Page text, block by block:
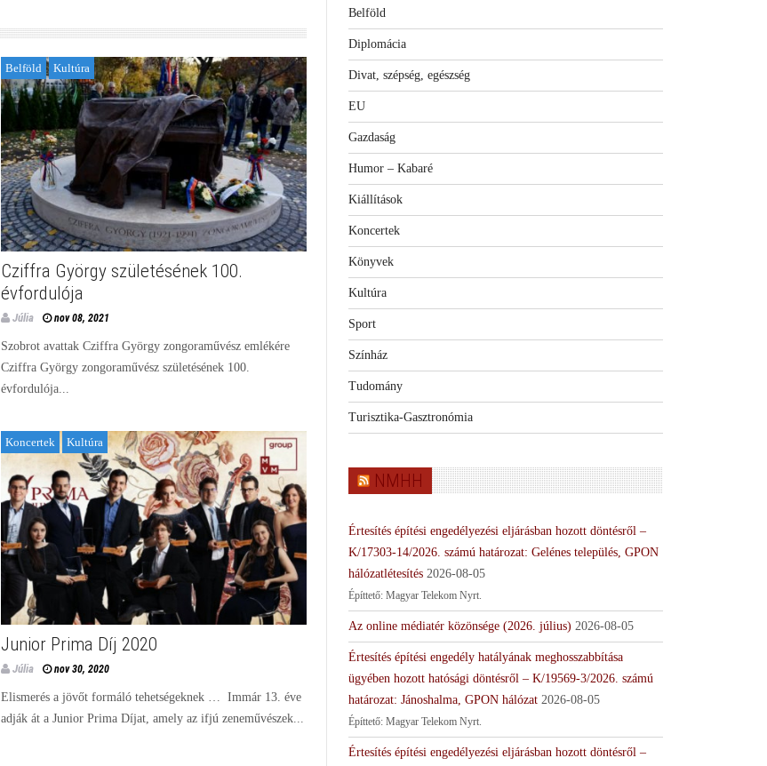
Belföld Kultúra
Cziffra György születésének 100.
évfordulója
Júlia nov 08, 2021
Szobrot avattak Cziffra György zongoraművész emlékére
Cziffra György zongoraművész születésének 100.
évfordulója...
Koncertek Kultúra
Junior Prima Díj 2020
Júlia nov 30, 2020
Elismerés a jövőt formáló tehetségeknek … Immár 13. éve
adják át a Junior Prima Díjat, amely az ifjú zeneművészek...
Belföld
Diplomácia
Divat, szépség, egészség
EU
Gazdaság
Humor – Kabaré
Kiállítások
Koncertek
Könyvek
Kultúra
Sport
Színház
Tudomány
Turisztika-Gasztronómia
NMHH
Értesítés építési engedélyezési eljárásban hozott döntésről –
K/17303-14/2026. számú határozat: Gelénes település, GPON
hálózatlétesítés 2026-08-05
Építtető: Magyar Telekom Nyrt.
Az online médiatér közönsége (2026. július) 2026-08-05
Értesítés építési engedély hatályának meghosszabbítása
ügyében hozott hatósági döntésről – K/19569-3/2026. számú
határozat: Jánoshalma, GPON hálózat 2026-08-05
Építtető: Magyar Telekom Nyrt.
Értesítés építési engedélyezési eljárásban hozott döntésről –